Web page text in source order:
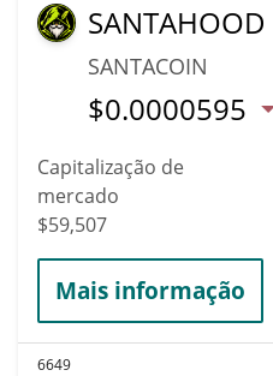
SANTAHOOD
SANTACOIN
$0.0000595
Capitalização de
mercado
$59,507
Mais informação
6649